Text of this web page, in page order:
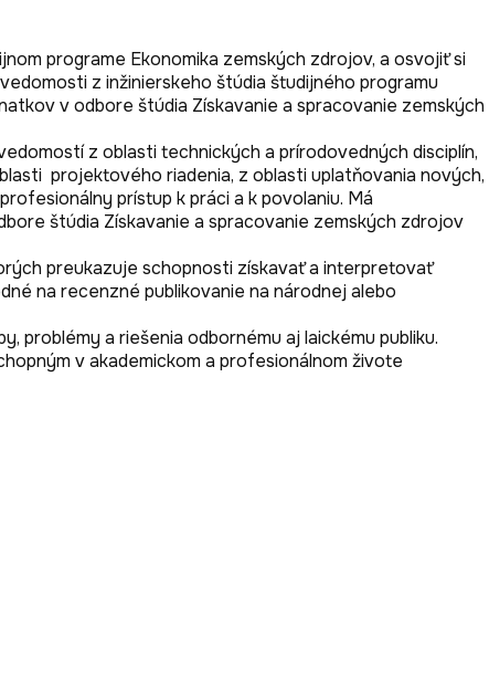
programe Ekonomika zemských zdrojov, a osvojiť si
z inžinierskeho štúdia študijného programu
v odbore štúdia Získavanie a spracovanie zemských
z oblasti technických a prírodovedných disciplín,
projektového riadenia, z oblasti uplatňovania nových,
prístup k práci a k povolaniu. Má
štúdia Získavanie a spracovanie zemských zdrojov
preukazuje schopnosti získavať a interpretovať
na recenzné publikovanie na národnej alebo
problémy a riešenia odbornému aj laickému publiku.
v akademickom a profesionálnom živote